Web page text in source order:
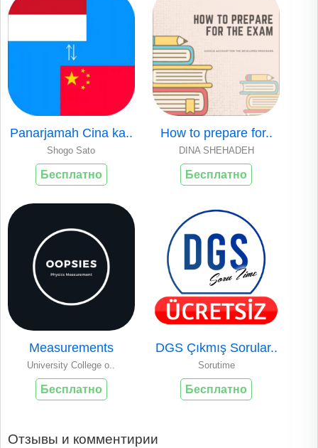
Panarjamah Cina ka..
Shogo Sato
Бесплатно
How to prepare for..
DINA SHEHADEH
Бесплатно
Measurements
University College o..
Бесплатно
DGS Çıkmış Sorular..
Sorutime
Бесплатно
Отзывы и комментирии